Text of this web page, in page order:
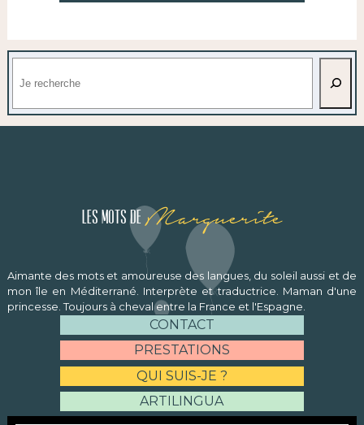
Les mots de Marguerite
Aimante des mots et amoureuse des langues, du soleil aussi et de
mon île en Méditerrané. Interprète et traductrice. Maman d'une
princesse. Toujours à cheval entre la France et l'Espagne.
CONTACT
PRESTATIONS
QUI SUIS-JE ?
ARTILINGUA